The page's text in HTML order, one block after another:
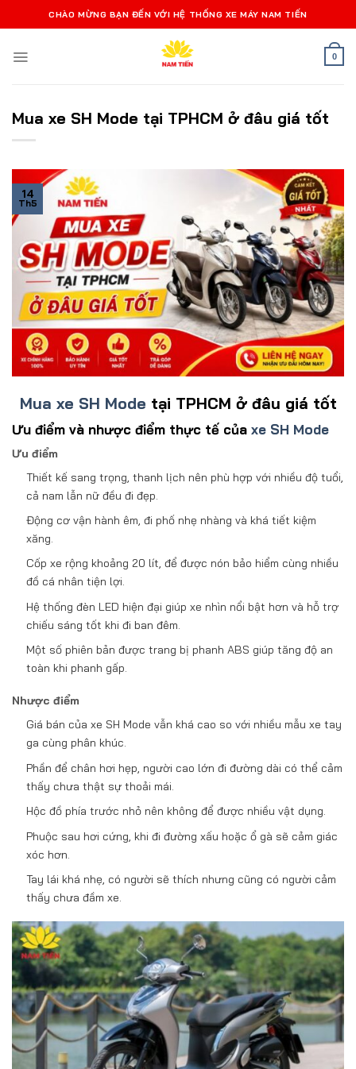
qua
dung
CHÀO MỪNG BẠN ĐẾN VỚI HỆ THỐNG XE MÁY NAM TIẾN
0
Mua xe SH Mode tại TPHCM ở đâu giá tốt
14
Th5
Mua xe SH Mode tại TPHCM ở đâu giá tốt
Ưu điểm và nhược điểm thực tế của xe SH Mode
Ưu điểm
Thiết kế sang trọng, thanh lịch nên phù hợp với nhiều độ tuổi,
cả nam lẫn nữ đều đi đẹp.
Động cơ vận hành êm, đi phố nhẹ nhàng và khá tiết kiệm
xăng.
Cốp xe rộng khoảng 20 lít, để được nón bảo hiểm cùng nhiều
đồ cá nhân tiện lợi.
Hệ thống đèn LED hiện đại giúp xe nhìn nổi bật hơn và hỗ trợ
chiếu sáng tốt khi đi ban đêm.
Một số phiên bản được trang bị phanh ABS giúp tăng độ an
toàn khi phanh gấp.
Nhược điểm
Giá bán của xe SH Mode vẫn khá cao so với nhiều mẫu xe tay
ga cùng phân khúc.
Phần để chân hơi hẹp, người cao lớn đi đường dài có thể cảm
thấy chưa thật sự thoải mái.
Hộc đồ phía trước nhỏ nên không để được nhiều vật dụng.
Phuộc sau hơi cứng, khi đi đường xấu hoặc ổ gà sẽ cảm giác
xóc hơn.
Tay lái khá nhẹ, có người sẽ thích nhưng cũng có người cảm
thấy chưa đầm xe.